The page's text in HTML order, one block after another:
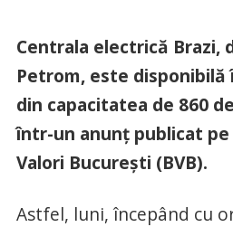
Centrala electrică Brazi,
Petrom, este disponibilă
din capacitatea de 860
într-un anunţ publicat
Valori Bucureşti (BVB).
Astfel, luni, începând cu